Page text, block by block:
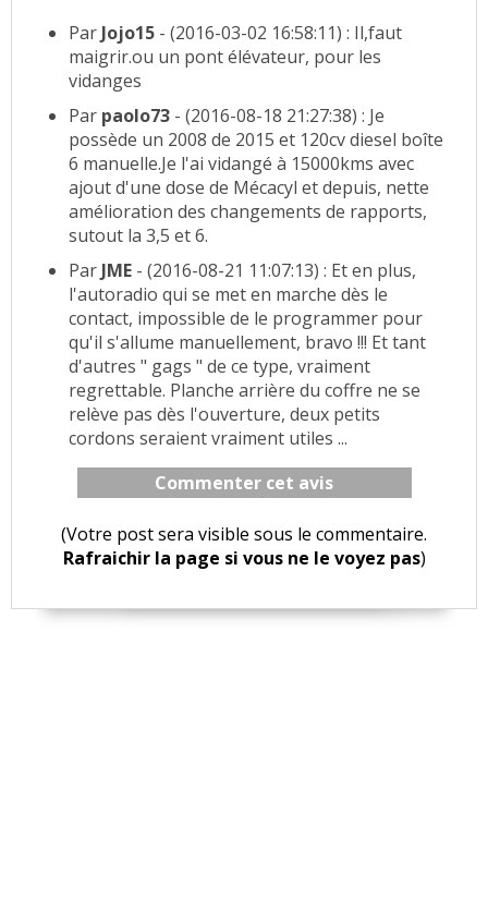
Par Jojo15 - (2016-03-02 16:58:11) : Il,faut
maigrir.ou un pont élévateur, pour les
vidanges
Par paolo73 - (2016-08-18 21:27:38) : Je
possède un 2008 de 2015 et 120cv diesel boîte
6 manuelle.Je l'ai vidangé à 15000kms avec
ajout d'une dose de Mécacyl et depuis, nette
amélioration des changements de rapports,
sutout la 3,5 et 6.
Par JME - (2016-08-21 11:07:13) : Et en plus,
l'autoradio qui se met en marche dès le
contact, impossible de le programmer pour
qu'il s'allume manuellement, bravo !!! Et tant
d'autres " gags " de ce type, vraiment
regrettable. Planche arrière du coffre ne se
relève pas dès l'ouverture, deux petits
cordons seraient vraiment utiles ...
Commenter cet avis
(Votre post sera visible sous le commentaire.
Rafraichir la page si vous ne le voyez pas)